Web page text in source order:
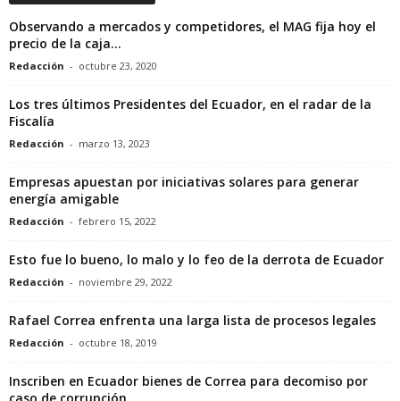
Observando a mercados y competidores, el MAG fija hoy el
precio de la caja...
Redacción - octubre 23, 2020
Los tres últimos Presidentes del Ecuador, en el radar de la
Fiscalía
Redacción - marzo 13, 2023
Empresas apuestan por iniciativas solares para generar
energía amigable
Redacción - febrero 15, 2022
Esto fue lo bueno, lo malo y lo feo de la derrota de Ecuador
Redacción - noviembre 29, 2022
Rafael Correa enfrenta una larga lista de procesos legales
Redacción - octubre 18, 2019
Inscriben en Ecuador bienes de Correa para decomiso por